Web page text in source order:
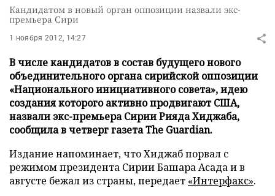
Кандидатом в новый орган оппозиции назвали экс-
премьера Сири
1 ноября 2012, 14:27
В числе кандидатов в состав будущего нового
объединительного органа сирийской оппозиции
«Национального инициативного совета», идею
создания которого активно продвигают США,
назвали экс-премьера Сирии Рияда Хиджаба,
сообщила в четверг газета The Guardian.
Издание напоминает, что Хиджаб порвал с
режимом президента Сирии Башара Асада и в
августе бежал из страны, передает «Интерфакс».